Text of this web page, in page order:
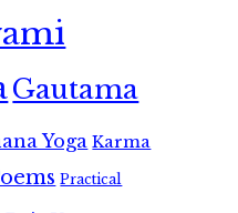
Gautama
Yoga Karma
Practical